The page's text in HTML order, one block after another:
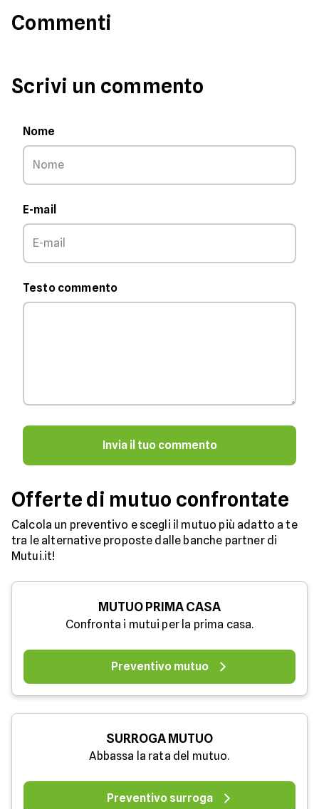
Commenti
Scrivi un commento
Nome
E-mail
Testo commento
Invia il tuo commento
Offerte di mutuo confrontate
Calcola un preventivo e scegli il mutuo più adatto a te
tra le alternative proposte dalle banche partner di
Mutui.it!
MUTUO PRIMA CASA
Confronta i mutui per la prima casa.
Preventivo mutuo
SURROGA MUTUO
Abbassa la rata del mutuo.
Preventivo surroga